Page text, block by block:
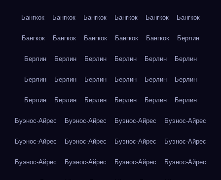
Бангкок Бангкок Бангкок Бангкок Бангкок Бангкок
Бангкок Бангкок Бангкок Бангкок Бангкок Берлин
Берлин Берлин Берлин Берлин Берлин Берлин
Берлин Берлин Берлин Берлин Берлин Берлин
Берлин Берлин Берлин Берлин Берлин Берлин
Буэнос-Айрес Буэнос-Айрес Буэнос-Айрес Буэнос-Айрес
Буэнос-Айрес Буэнос-Айрес Буэнос-Айрес Буэнос-Айрес
Буэнос-Айрес Буэнос-Айрес Буэнос-Айрес Буэнос-Айрес